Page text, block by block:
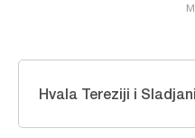
Hvala Tereziji i